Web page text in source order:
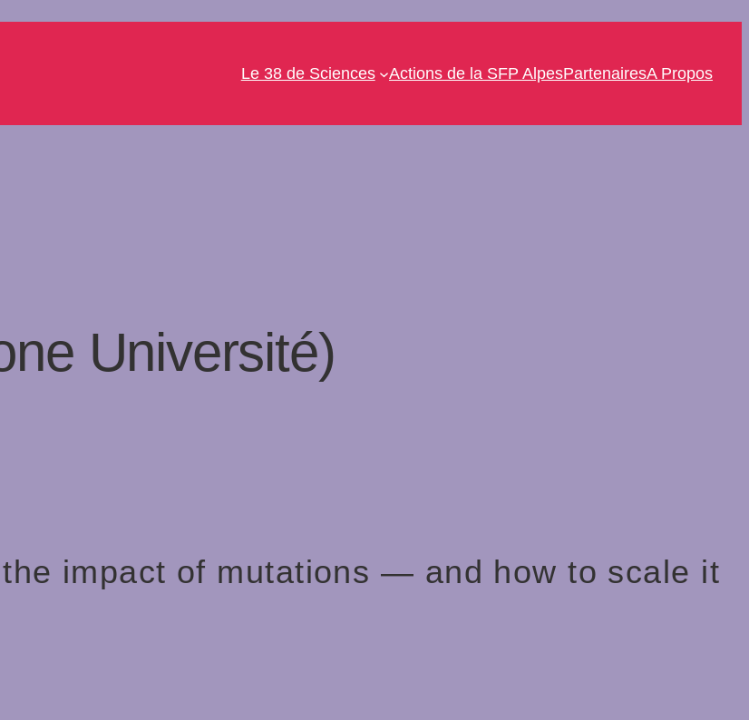
Le 38 de Sciences Actions de la SFP AlpesPartenairesA Propos
Université)
impact of mutations — and how to scale it